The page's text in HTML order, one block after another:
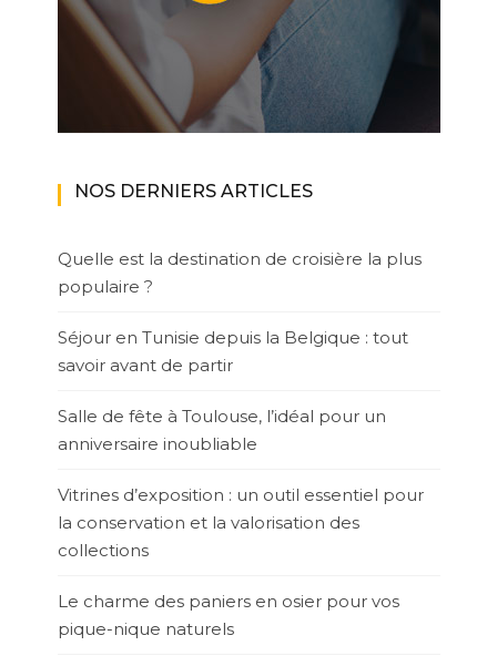
NOS DERNIERS ARTICLES
Quelle est la destination de croisière la plus
populaire ?
Séjour en Tunisie depuis la Belgique : tout
savoir avant de partir
Salle de fête à Toulouse, l’idéal pour un
anniversaire inoubliable
Vitrines d’exposition : un outil essentiel pour
la conservation et la valorisation des
collections
Le charme des paniers en osier pour vos
pique-nique naturels